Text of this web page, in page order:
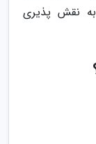
نقش پذیری